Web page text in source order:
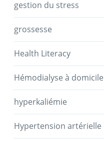
gestion du stress
grossesse
Health Literacy
Hémodialyse à domicile
hyperkaliémie
Hypertension artérielle